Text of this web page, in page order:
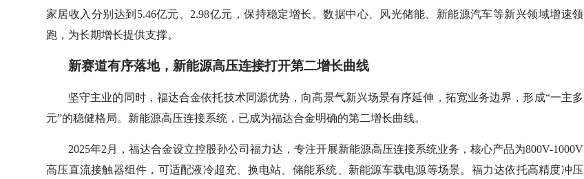
家居收入分别达到5.46亿元、2.98亿元，保持稳定增长。数据中心、风光储能、新能源汽车等新兴领域增速领
跑，为长期增长提供支撑。
新赛道有序落地，新能源高压连接打开第二增长曲线
坚守主业的同时，福达合金依托技术同源优势，向高景气新兴场景有序延伸，拓宽业务边界，形成“一主多
元”的稳健格局。新能源高压连接系统，已成为福达合金明确的第二增长曲线。
2025年2月，福达合金设立控股孙公司福力达，专注开展新能源高压连接系统业务，核心产品为800V-1000V
高压直流接触器组件，可适配液冷超充、换电站、储能系统、新能源车载电源等场景。福力达依托高精度冲压